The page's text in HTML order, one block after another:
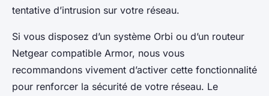
tentative d’intrusion sur votre réseau.
Si vous disposez d’un système Orbi ou d’un routeur
Netgear compatible Armor, nous vous
recommandons vivement d’activer cette fonctionnalité
pour renforcer la sécurité de votre réseau. Le